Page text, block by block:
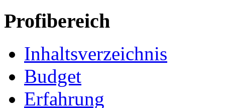
Profibereich
Inhaltsverzeichnis
Budget
Erfahrung